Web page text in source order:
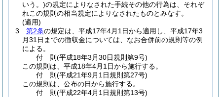
いう。)の規定によりなされた手続その他の行為は、それぞ
れこの規則の相当規定によりなされたものとみなす。
(適用)
3
第2条の規定は、平成17年4月1日から適用し、平成17年3
月31日までの徴収金については、なお合併前の規則等の例
による。
付 則(平成18年3月30日規則第9号)
この規則は、平成18年4月1日から施行する。
付 則(平成21年9月1日規則第27号)
この規則は、公布の日から施行する。
付 則(平成22年4月1日規則第13号)